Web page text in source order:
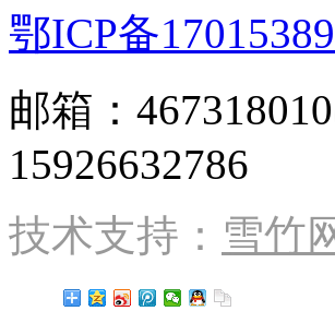
鄂ICP备
邮箱：
15926632786
技术支持： 雪竹